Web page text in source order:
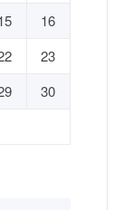
16
23
30